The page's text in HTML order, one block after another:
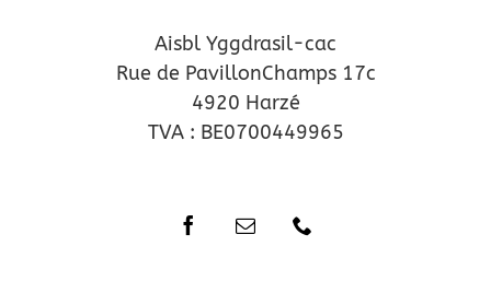
Aisbl Yggdrasil-cac
Rue de PavillonChamps 17c
4920 Harzé
TVA : BE0700449965